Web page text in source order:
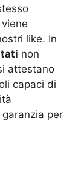
like. In
non
attestano
capaci di
per